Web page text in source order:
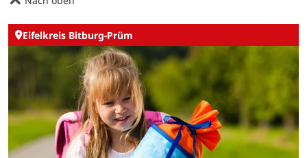
Eifelkreis Bitburg-Prüm